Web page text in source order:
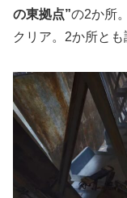
の東拠点”の2か所
クリア。2か所と